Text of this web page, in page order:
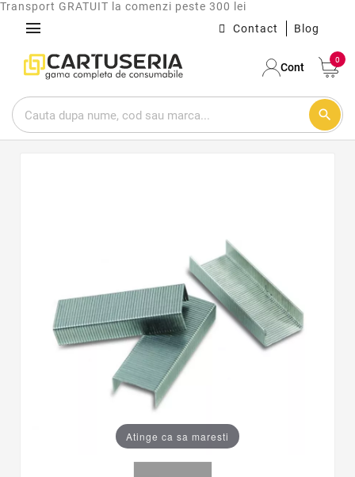
Transport GRATUIT la comenzi peste 300 lei
menu Contact Blog
Cont
0
search
Atinge ca sa maresti